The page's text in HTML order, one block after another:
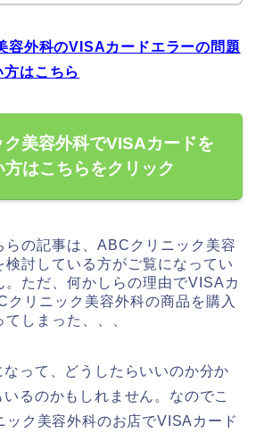
容外科のVISAカードエラーの問題
はこちら
美容外科でVISAカードを
方はこちらをクリック
らの記事は、ABCクリニック美容
検討している方がご覧になってい
。ただ、何かしらの理由でVISAカ
クリニック美容外科の商品を購入
しまった、、、
って、どうしたらいいのか分か
るのかもしれません。なのでこ
ック美容外科のお店でVISAカード